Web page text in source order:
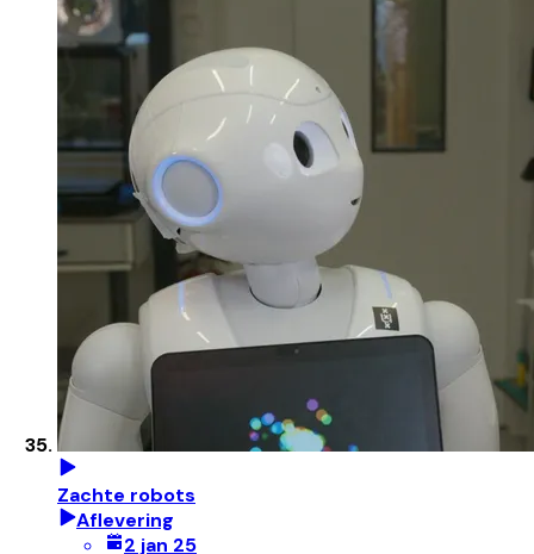
Zachte robots
Aflevering
2 jan 25